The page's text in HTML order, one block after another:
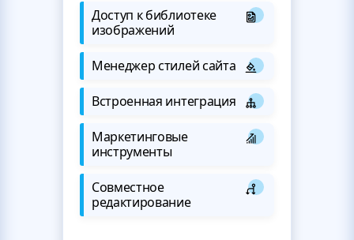
Доступ к библиотеке
изображений
Менеджер стилей сайта
Встроенная интеграция
Маркетинговые
инструменты
Совместное
редактирование